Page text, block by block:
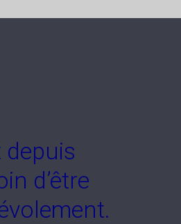
depuis
d’être